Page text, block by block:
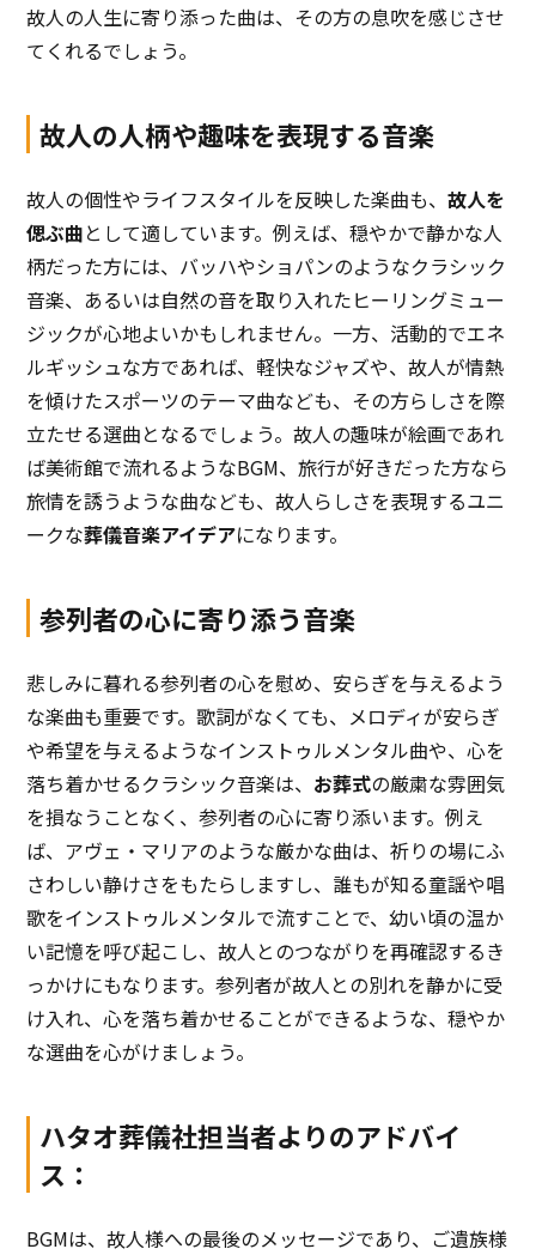
故人の人生に寄り添った曲は、その方の息吹を感じさせ
てくれるでしょう。
故人の人柄や趣味を表現する音楽
故人の個性やライフスタイルを反映した楽曲も、故人を
偲ぶ曲として適しています。例えば、穏やかで静かな人
柄だった方には、バッハやショパンのようなクラシック
音楽、あるいは自然の音を取り入れたヒーリングミュー
ジックが心地よいかもしれません。一方、活動的でエネ
ルギッシュな方であれば、軽快なジャズや、故人が情熱
を傾けたスポーツのテーマ曲なども、その方らしさを際
立たせる選曲となるでしょう。故人の趣味が絵画であれ
ば美術館で流れるようなBGM、旅行が好きだった方なら
旅情を誘うような曲なども、故人らしさを表現するユニ
ークな葬儀音楽アイデアになります。
参列者の心に寄り添う音楽
悲しみに暮れる参列者の心を慰め、安らぎを与えるよう
な楽曲も重要です。歌詞がなくても、メロディが安らぎ
や希望を与えるようなインストゥルメンタル曲や、心を
落ち着かせるクラシック音楽は、 お葬式の厳粛な雰囲気
を損なうことなく、参列者の心に寄り添います。例え
ば、アヴェ・マリアのような厳かな曲は、祈りの場にふ
さわしい静けさをもたらしますし、誰もが知る童謡や唱
歌をインストゥルメンタルで流すことで、幼い頃の温か
い記憶を呼び起こし、故人とのつながりを再確認するき
っかけにもなります。参列者が故人との別れを静かに受
け入れ、心を落ち着かせることができるような、穏やか
な選曲を心がけましょう。
ハタオ葬儀社担当者よりのアドバイ
ス：
BGMは、故人様への最後のメッセージであり、ご遺族様